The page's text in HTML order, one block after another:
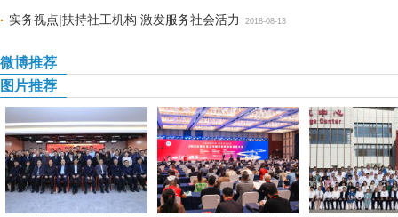
实务视点|扶持社工机构 激发服务社会活力 2018-08-13
微博推荐
图片推荐